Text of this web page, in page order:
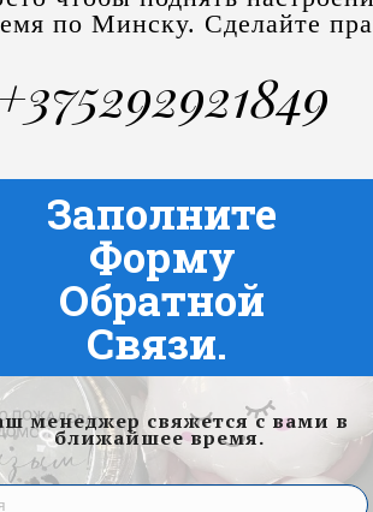
по Минску. Сделайте
+375292921849
Заполните
Форму
Обратной
Связи.
менеджер свяжется с вами в
ближайшее время.